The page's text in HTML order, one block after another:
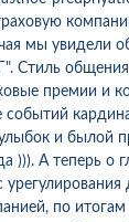
мы увидели
Стиль
премии и
событий
и былой
))). А теперь о
урегулирования
по